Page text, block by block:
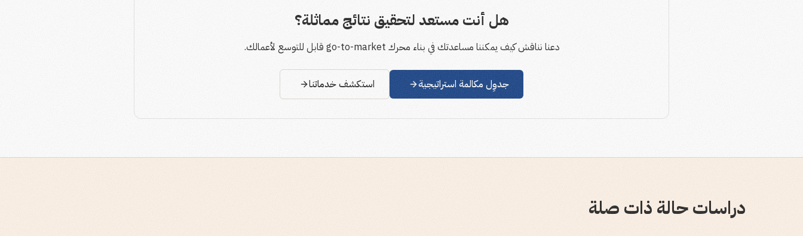
هل أنت مستعد لتحقيق نتائج مماثلة؟
دعنا نناقش كيف يمكننا مساعدتك في بناء محرك go-to-market قابل للتوسع لأعمالك.
جدوِل مكالمة استراتيجية استكشف خدماتنا
دراسات حالة ذات صلة